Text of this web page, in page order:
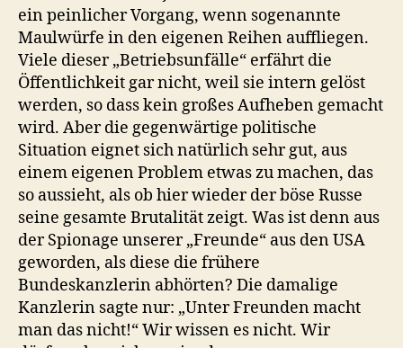
ein peinlicher Vorgang, wenn sogenannte
Maulwürfe in den eigenen Reihen auffliegen.
Viele dieser „Betriebsunfälle“ erfährt die
Öffentlichkeit gar nicht, weil sie intern gelöst
werden, so dass kein großes Aufheben gemacht
wird. Aber die gegenwärtige politische
Situation eignet sich natürlich sehr gut, aus
einem eigenen Problem etwas zu machen, das
so aussieht, als ob hier wieder der böse Russe
seine gesamte Brutalität zeigt. Was ist denn aus
der Spionage unserer „Freunde“ aus den USA
geworden, als diese die frühere
Bundeskanzlerin abhörten? Die damalige
Kanzlerin sagte nur: „Unter Freunden macht
man das nicht!“ Wir wissen es nicht. Wir